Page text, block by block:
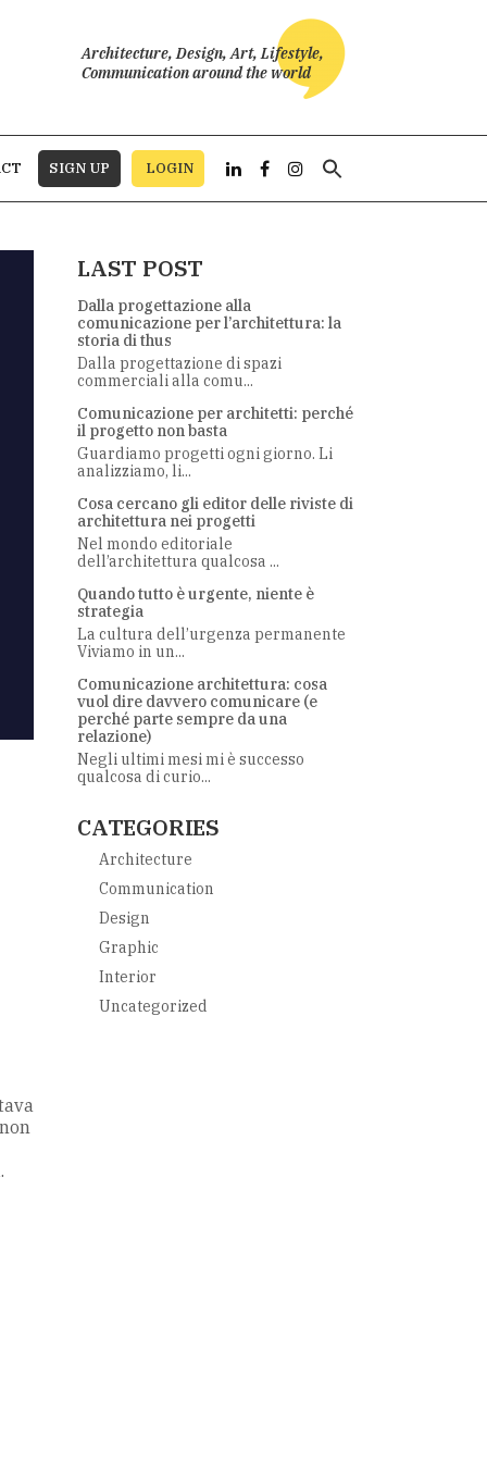
Architecture, Design, Art, Lifestyle,
Communication around the world
SIGN UP LOGIN
LAST POST
Dalla progettazione alla
comunicazione per l’architettura: la
storia di thus
Dalla progettazione di spazi
commerciali alla comu...
Comunicazione per architetti: perché
il progetto non basta
Guardiamo progetti ogni giorno. Li
analizziamo, li...
Cosa cercano gli editor delle riviste di
architettura nei progetti
Nel mondo editoriale
dell’architettura qualcosa ...
Quando tutto è urgente, niente è
strategia
La cultura dell’urgenza permanente
Viviamo in un...
Comunicazione architettura: cosa
vuol dire davvero comunicare (e
perché parte sempre da una
relazione)
Negli ultimi mesi mi è successo
qualcosa di curio...
CATEGORIES
Architecture
Communication
Design
Graphic
Interior
Uncategorized